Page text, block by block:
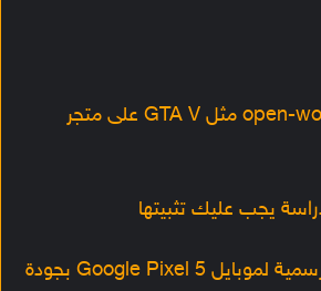
أفضل 5 ألعاب open-world مثل GTA V على متجر
يجب عليك تثبيتها
تحميل الخلفيات الرسمية لموبايل Google Pixel 5 بجودة